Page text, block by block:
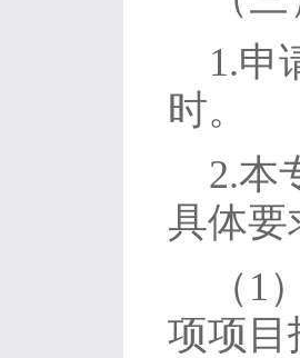
1.申
时。
2.本
具体要
（
项项目